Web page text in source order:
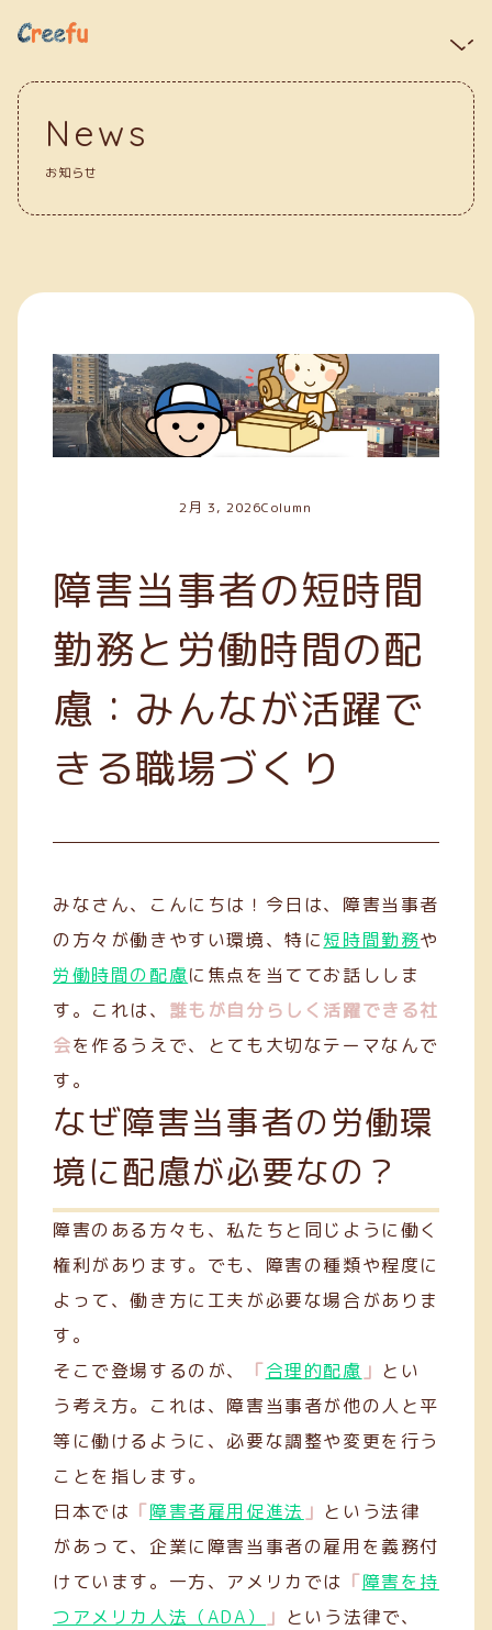
News
お知らせ
2月 3, 2026Column
障害当事者の短時間
勤務と労働時間の配
慮：みんなが活躍で
きる職場づくり
みなさん、こんにちは！今日は、障害当事者
の方々が働きやすい環境、特に短時間勤務や
労働時間の配慮に焦点を当ててお話ししま
す。これは、 誰もが自分らしく活躍できる社
会を作るうえで、とても大切なテーマなんで
す。
なぜ障害当事者の労働環
境に配慮が必要なの？
障害のある方々も、私たちと同じように働く
権利があります。でも、障害の種類や程度に
よって、働き方に工夫が必要な場合がありま
す。
そこで登場するのが、
「合理的配慮 」 とい
う考え方。これは、障害当事者が他の人と平
等に働けるように、必要な調整や変更を行う
ことを指します。
日本では 「障害者雇用促進法 」 という法律
があって、企業に障害当事者の雇用を義務付
けています。一方、アメリカでは 「障害を持
つアメリカ人法（ADA）
」 という法律で、